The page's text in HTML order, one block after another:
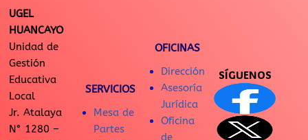
UGEL
HUANCAYO
Unidad de
Gestión
Educativa
Local
Jr. Atalaya
N° 1280 –
SERVICIOS
Mesa de
Partes
OFICINAS
Dirección
Asesoría
Jurídica
Oficina
de
SÍGUENOS